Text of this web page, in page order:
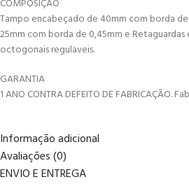
COMPOSIÇÃO
Tampo encabeçado de 40mm com borda de
25mm com borda de 0,45mm e
octogonais regulaveis.
GARANTIA
1 ANO CONTRA DEFEITO DE FABRICAÇÃO.
Informação adicional
Avaliações (0)
ENVIO E ENTREGA